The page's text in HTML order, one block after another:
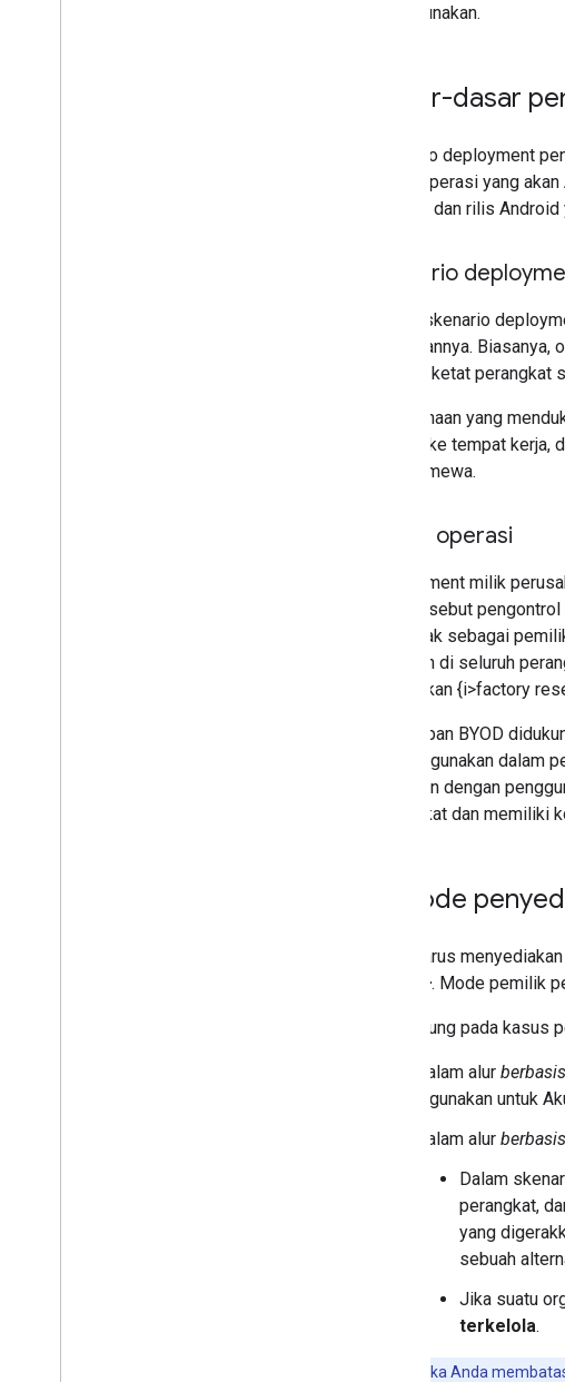
Anda gunakan.
Dasar-dasar
Skenario deployment
mode operasi yang
operasi dan rilis
Skenario
Dalam skenario
karyawannya.
dengan ketat perangkat
Perusahaan yang
pribadi ke tempat
hak istimewa.
Mode operasi
Deployment milik
Anda disebut
bertindak sebagai
tindakan di seluruh
melakukan {i>factory
Penerapan BYOD
untuk digunakan dalam
dikaitkan dengan
perangkat dan memiliki
Metode
Anda harus
reset<i}. Mode pemilik
Tergantung pada
Dalam alur
digunakan untuk
Dalam alur
Dalam
perangkat,
yang
sebuah
Jika suatu
terkelola.
Jika Anda